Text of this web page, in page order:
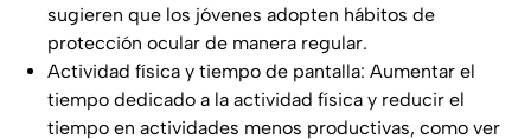
sugieren que los jóvenes adopten hábitos de
protección ocular de manera regular.
Actividad física y tiempo de pantalla: Aumentar el
tiempo dedicado a la actividad física y reducir el
tiempo en actividades menos productivas, como ver